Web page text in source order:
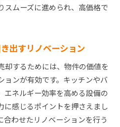
スムーズに進められ、高価格で
出すリノベーション
却するためには、物件の価値を
ョンが有効です。キッチンやバ
エネルギー効率を高める設備の
に感じるポイントを押さえまし
合わせたリノベーションを行う